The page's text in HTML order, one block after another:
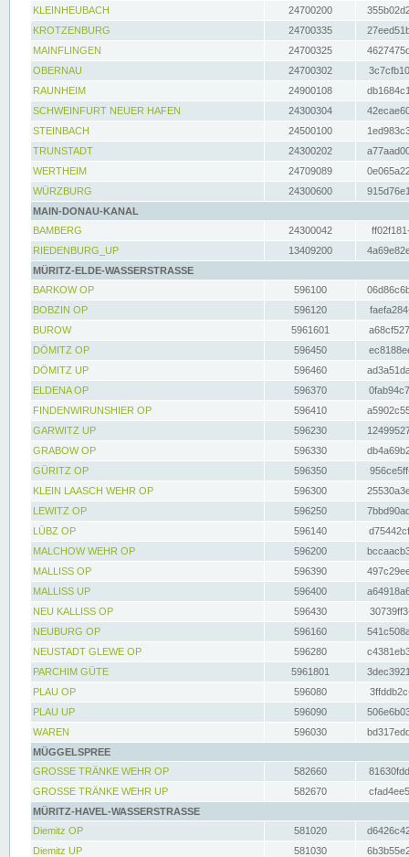
KLEINHEUBACH 24700200
KROTZENBURG
24700335
MAINFLINGEN
24700325
OBERNAU
24700302
RAUNHEIM
24900108
SCHWEINFURT NEUER HAFEN
24300304
STEINBACH
24500100
TRUNSTADT
24300202
WERTHEIM
24709089
WÜRZBURG
24300600
MAIN-DONAU-KANAL
BAMBERG
24300042
RIEDENBURG_UP
13409200
MÜRITZ-ELDE-WASSERSTRASSE
BARKOW OP
596100
BOBZIN OP
596120
BUROW
5961601
DÖMITZ OP
596450
DÖMITZ UP
596460
ELDENA OP
596370
FINDENWIRUNSHIER OP
596410
GARWITZ UP
596230
GRABOW OP
596330
GÜRITZ OP
596350
KLEIN LAASCH WEHR OP
596300
LEWITZ OP
596250
LÜBZ OP
596140
MALCHOW WEHR OP
596200
MALLISS OP
596390
MALLISS UP
596400
NEU KALLISS OP
596430
NEUBURG OP
596160
NEUSTADT GLEWE OP
596280
PARCHIM GÜTE
5961801
PLAU OP
596080
PLAU UP
596090
WAREN
596030
MÜGGELSPREE
GROSSE TRÄNKE WEHR OP
582660
GROSSE TRÄNKE WEHR UP
582670
MÜRITZ-HAVEL-WASSERSTRASSE
Diemitz OP
581020
Diemitz UP
581030